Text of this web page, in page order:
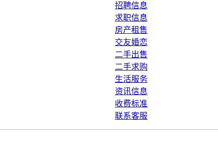
招聘信息
求职信息
房产租售
交友婚恋
二手出售
二手求购
生活服务
资讯信息
收费标准
联系客服